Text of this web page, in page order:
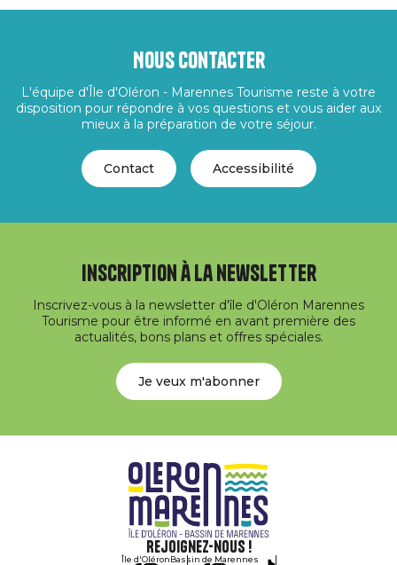
Nous contacter
L'équipe d'Île d'Oléron - Marennes Tourisme reste à votre
disposition pour répondre à vos questions et vous aider aux
mieux à la préparation de votre séjour.
Contact Accessibilité
Inscription à la newsletter
Inscrivez-vous à la newsletter d'île d'Oléron Marennes
Tourisme pour être informé en avant première des
actualités, bons plans et offres spéciales.
Je veux m'abonner
Rejoignez-nous !
Île d'OléronBassin de Marennes